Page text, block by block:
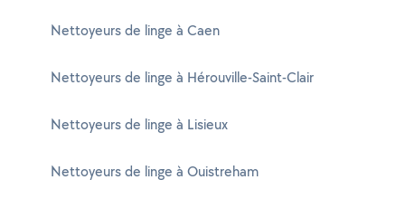
Nettoyeurs de linge à Caen
Nettoyeurs de linge à Hérouville-Saint-Clair
Nettoyeurs de linge à Lisieux
Nettoyeurs de linge à Ouistreham